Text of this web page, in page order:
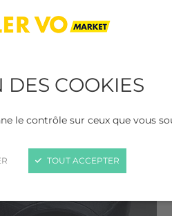
DES COOKIES
le contrôle sur ceux que vous
TOUT ACCEPTER